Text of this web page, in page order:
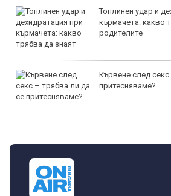
Топлинен удар и
кърмачета: какво
родителите
Кървене след
притесняваме?